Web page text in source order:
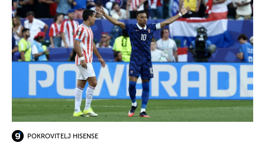
POKROVITELJ HISENSE